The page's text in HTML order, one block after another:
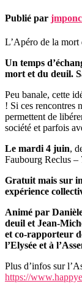
Publié par
L’Apéro de la
Un temps
mort et du deuil.
Peu banale, cette
! Si ces rencontres
permettent de
société et parfois
Le mardi 4 juin,
Faubourg Reclus –
Gratuit mais sur
expérience
Animé par
deuil et Jean-
et co-rapporteur
l’Elysée et à
Plus d’infos sur
https://